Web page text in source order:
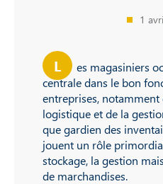
1
L
es magasiniers
centrale dans le bon
entreprises, notamment
logistique et de la
que gardien des
jouent un rôle
stockage, la gestion
de marchandises.